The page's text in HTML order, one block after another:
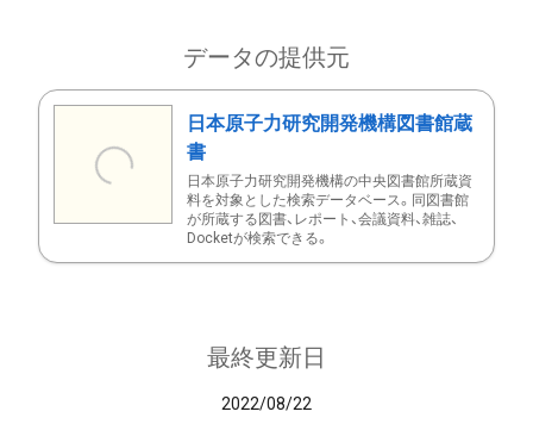
データの提供元
日本原子力研究開発機構図書館蔵
書
日本原子力研究開発機構の中央図書館所蔵資
料を対象とした検索データベース。同図書館
が所蔵する図書、レポート、会議資料、雑誌、
Docketが検索できる。
最終更新日
2022/08/22